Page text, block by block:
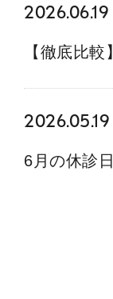
2026.06.19
【徹底比
2026.05.19
6月の休診